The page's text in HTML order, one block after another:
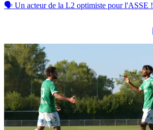
🗣 Un acteur de la L2 optimiste pour l'ASSE !